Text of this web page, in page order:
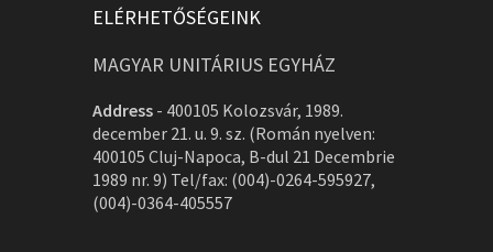
ELÉRHETŐSÉGEINK
MAGYAR UNITÁRIUS EGYHÁZ
Address - 400105 Kolozsvár, 1989.
december 21. u. 9. sz. (Román nyelven:
400105 Cluj-Napoca, B-dul 21 Decembrie
1989 nr. 9) Tel/fax: (004)-0264-595927,
(004)-0364-405557